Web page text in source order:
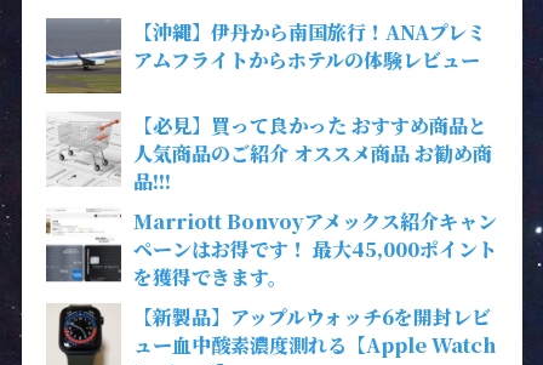
【沖縄】伊丹から南国旅行！ANAプレミ
アムフライトからホテルの体験レビュー
【必見】買って良かった おすすめ商品と
人気商品のご紹介 オススメ商品 お勧め商
品!!!
Marriott Bonvoyアメックス紹介キャン
ペーンはお得です！ 最大45,000ポイント
を獲得できます。
【新製品】アップルウォッチ6を開封レビ
ュー血中酸素濃度測れる【Apple Watch